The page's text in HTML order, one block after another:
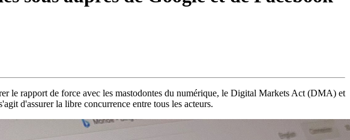
le rapport de force avec les mastodontes du numérique, le Digital Markets Act (DMA) et
d'assurer la libre concurrence entre tous les acteurs.